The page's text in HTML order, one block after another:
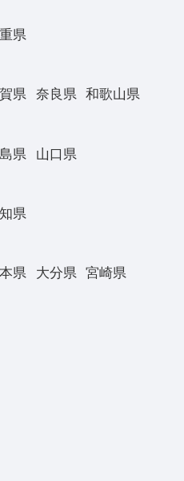
県
県 奈良県 和歌山県
県 山口県
県
県 大分県
宮崎県